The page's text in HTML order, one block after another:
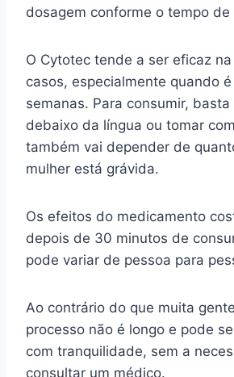
dosagem conforme o tempo de
O Cytotec tende a ser eficaz
casos, especialmente quando
semanas. Para consumir, basta
debaixo da língua ou tomar
também vai depender de
mulher está grávida.
Os efeitos do medicamento
depois de 30 minutos de
pode variar de pessoa para
Ao contrário do que muita
processo não é longo e pode
com tranquilidade, sem a
consultar um médico.